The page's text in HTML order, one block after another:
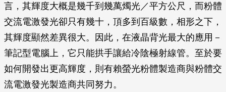
言，其輝度大概是幾千到幾萬燭光／平方公尺，而粉體
交流電激發光卻只有幾十，頂多到百級數，相形之下，
其輝度顯然差異很大。因此，在液晶背光最大的應用－
筆記型電腦上，它只能拱手讓給冷陰極射線管。至於要
如何開發出更高輝度，則有賴螢光粉體製造商與粉體交
流電激發光製造商共同努力。